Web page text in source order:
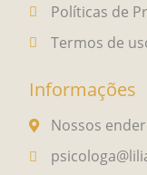
Políticas de
Termos de
Informações
Nossos